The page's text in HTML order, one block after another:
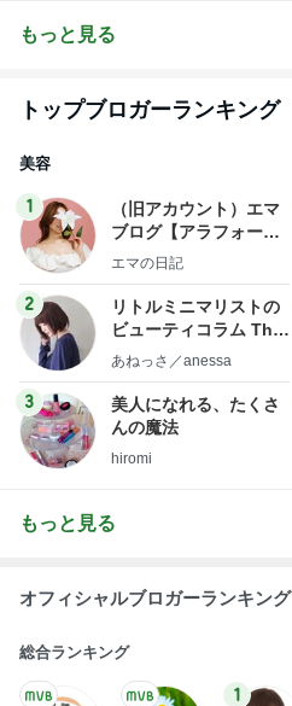
もっと見る
トップブロガーランキング
美容
1
（旧アカウント）エマ
ブログ【アラフォー会
社売却セカンドライ
エマの日記
2
リトルミニマリストの
ビューティコラム The
little minimalist's bea
あねっさ／anessa
3
美人になれる、たくさ
んの魔法
hiromi
もっと見る
オフィシャルブロガーランキング
総合ランキング
1